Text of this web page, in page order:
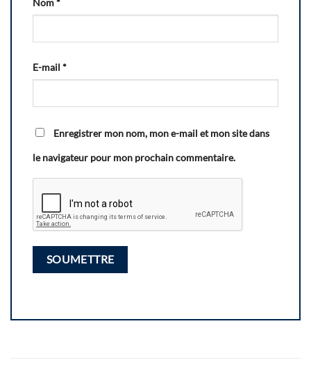
Nom*
E-mail *
Enregistrer mon nom, mon e-mail et mon site dans
le navigateur pour mon prochain commentaire.